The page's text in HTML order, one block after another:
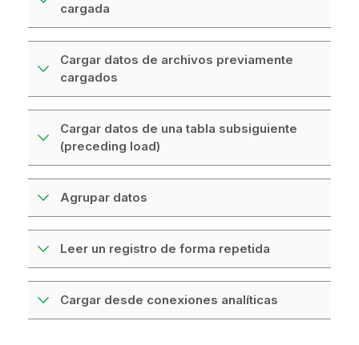
cargada
Cargar datos de archivos previamente
cargados
Cargar datos de una tabla subsiguiente
(preceding load)
Agrupar datos
Leer un registro de forma repetida
Cargar desde conexiones analíticas